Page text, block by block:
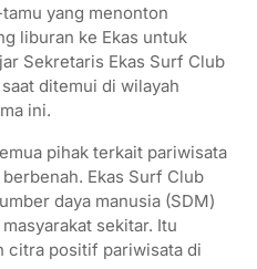
yang menonton
liburan ke Ekas untuk
Sekretaris Ekas Surf Club
ditemui di wilayah
ini.
pihak terkait pariwisata
Ekas Surf Club
daya manusia (SDM)
sekitar. Itu
citra positif pariwisata di